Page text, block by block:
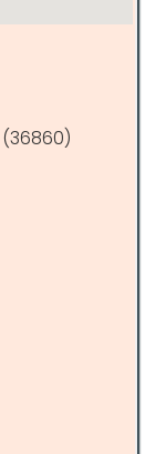
(36860)